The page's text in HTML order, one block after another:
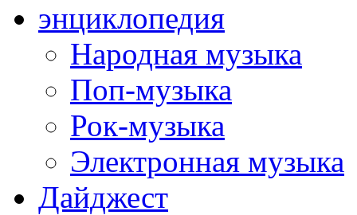
энциклопедия
Народная музыка
Поп-музыка
Рок-музыка
Электронная музыка
Дайджест